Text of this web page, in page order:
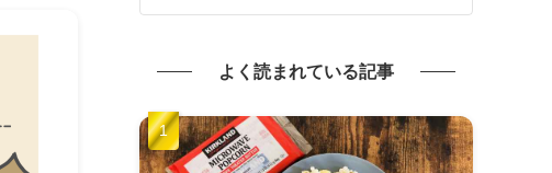
よく読まれている記事